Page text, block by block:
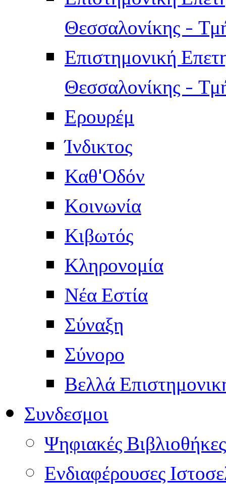
Θεσσαλονίκης -
Επιστημονική
Θεσσαλονίκης -
Ερουρέμ
Ίνδικτος
Καθ'Οδόν
Κοινωνία
Κιβωτός
Κληρονομία
Νέα Εστία
Σύναξη
Σύνορο
Βελλά
Συνδεσμοι
Ψηφιακές Βιβλιοθήκες
Ενδιαφέρουσες